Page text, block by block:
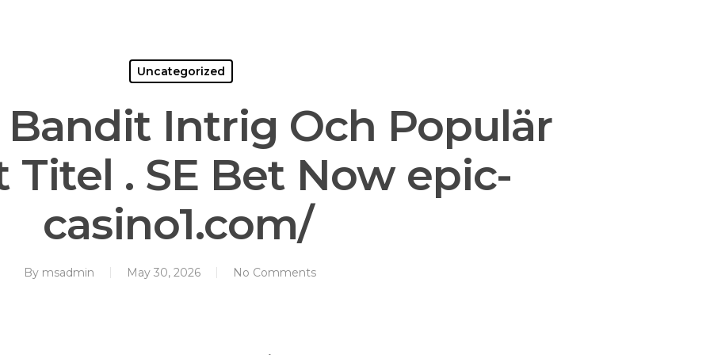
Uncategorized
Bandit Intrig Och Populär
Titel . SE Bet Now epic-
casino1.com/
By msadmin May 30, 2026 No Comments